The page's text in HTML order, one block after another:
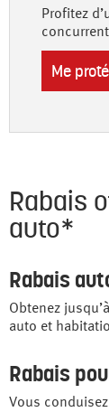
Profitez
Me
Rabais
auto*
Rabais
Obtenez
auto et
Rabais
Vous